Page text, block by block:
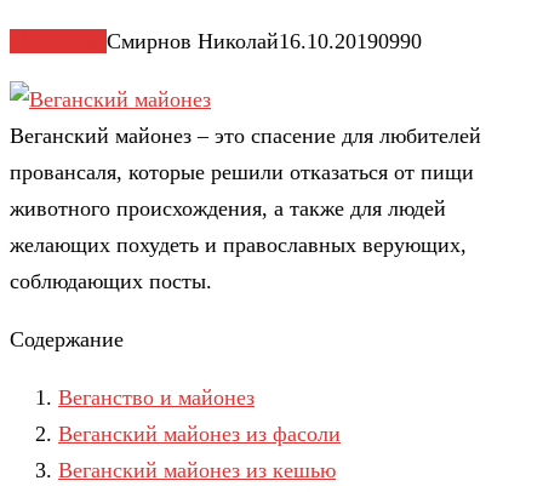
Смирнов Николай16.10.20190990
Веганский майонез – это спасение для любителей
провансаля, которые решили отказаться от пищи
животного происхождения, а также для людей
желающих похудеть и православных верующих,
соблюдающих посты.
Содержание
Веганство и майонез
Веганский майонез из фасоли
Веганский майонез из кешью